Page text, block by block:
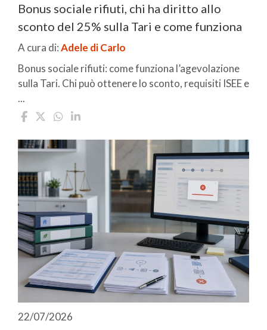
Bonus sociale rifiuti, chi ha diritto allo
sconto del 25% sulla Tari e come funziona
A cura di:Adele di Carlo
Bonus sociale rifiuti: come funziona l’agevolazione
sulla Tari. Chi può ottenere lo sconto, requisiti ISEE e
...
22/07/2026